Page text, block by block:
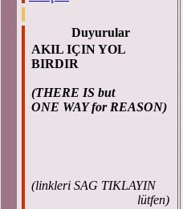
Duyurular
AKIL IÇIN YOL
BIRDIR
(THERE IS but
ONE WAY for REASON)
(linkleri SAG TIKLAYIN
lütfen)